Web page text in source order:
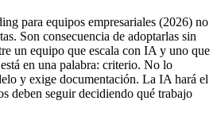
para equipos empresariales (2026) no
Son consecuencia de adoptarlas sin
un equipo que escala con IA y uno que
en una palabra: criterio. No lo
y exige documentación. La IA hará el
deben seguir decidiendo qué trabajo